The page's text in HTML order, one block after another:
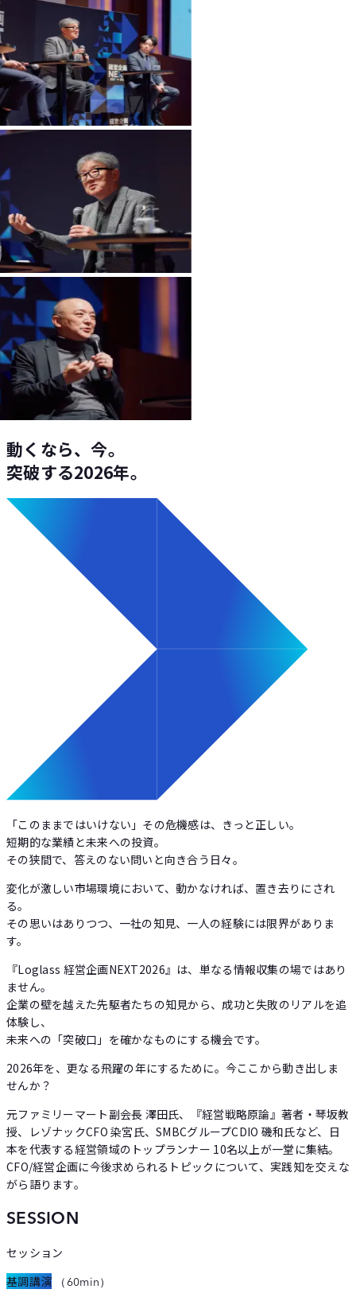
動くなら、今。
突破する2026年。
「このままではいけない」その危機感は、きっと正しい。
短期的な業績と未来への投資。
その狭間で、答えのない問いと向き合う日々。
変化が激しい市場環境において、動かなければ、置き去りにされ
る。
その思いはありつつ、一社の知見、一人の経験には限界がありま
す。
『Loglass 経営企画NEXT2026』は、単なる情報収集の場ではあり
ません。
企業の壁を越えた先駆者たちの知見から、成功と失敗のリアルを追
体験し、
未来への「突破口」を確かなものにする機会です。
2026年を、更なる飛躍の年にするために。今ここから動き出しま
せんか？
元ファミリーマート副会長 澤田氏、『経営戦略原論』著者・琴坂教
授、レゾナックCFO 染宮氏、SMBCグループCDIO 磯和氏など、日
本を代表する経営領域のトップランナー 10名以上が一堂に集結。
CFO/経営企画に今後求められるトピックについて、実践知を交えな
がら語ります。
SESSION
セッション
基調講演
（60min）